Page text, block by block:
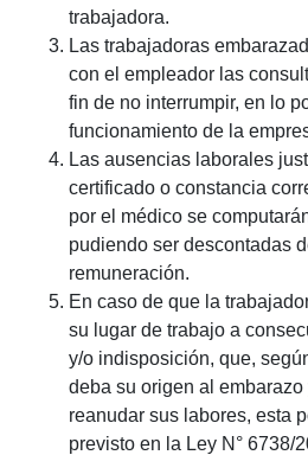
trabajadora.
Las trabajadoras
con el empleador las
fin de no interrumpir, en lo
funcionamiento de la
Las ausencias laborales
certificado o constancia
por el médico se
pudiendo ser descontadas
remuneración.
En caso de que la
su lugar de trabajo a
y/o indisposición, que,
deba su origen al
reanudar sus labores, esta
previsto en la Ley N° 6738/